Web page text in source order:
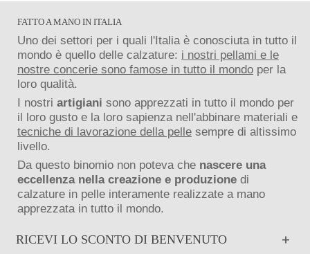
FATTO A MANO IN ITALIA
Uno dei settori per i quali l'Italia è conosciuta in tutto il
mondo è quello delle calzature: i nostri pellami e le
nostre concerie sono famose in tutto il mondo per la
loro qualità.
I nostri artigiani sono apprezzati in tutto il mondo per
il loro gusto e la loro sapienza nell'abbinare materiali e
tecniche di lavorazione della pelle sempre di altissimo
livello.
Da questo binomio non poteva che nascere una
eccellenza nella creazione e produzione di
calzature in pelle interamente realizzate a mano
apprezzata in tutto il mondo.
RICEVI LO SCONTO DI BENVENUTO